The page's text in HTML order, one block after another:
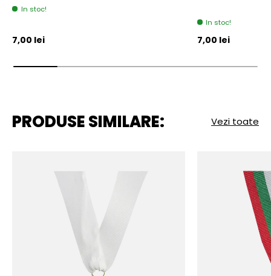
In stoc!
Pret initial
7,00 lei
In stoc!
Pret initial
7,00 lei
PRODUSE SIMILARE: Vezi toate